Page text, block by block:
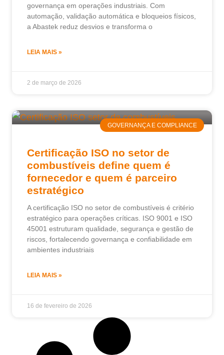
governança em operações industriais. Com
automação, validação automática e bloqueios físicos,
a Abastek reduz desvios e transforma o
LEIA MAIS »
2 de março de 2026
GOVERNANÇA E COMPLIANCE
Certificação ISO no setor de
combustíveis define quem é
fornecedor e quem é parceiro
estratégico
A certificação ISO no setor de combustíveis é critério
estratégico para operações críticas. ISO 9001 e ISO
45001 estruturam qualidade, segurança e gestão de
riscos, fortalecendo governança e confiabilidade em
ambientes industriais
LEIA MAIS »
16 de fevereiro de 2026